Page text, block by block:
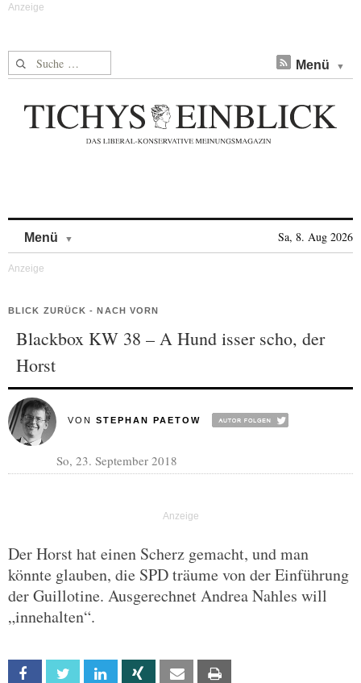
Suche nach: Menü
Menü Sa, 8. Aug 2026
BLICK ZURÜCK - NACH VORN
Blackbox KW 38 – A Hund isser scho, der
Horst
VON STEPHAN PAETOW
So, 23. September 2018
Der Horst hat einen Scherz gemacht, und man
könnte glauben, die SPD träume von der Einführung
der Guillotine. Ausgerechnet Andrea Nahles will
„innehalten“.
Facebook Twitter Linkedin Xing Email